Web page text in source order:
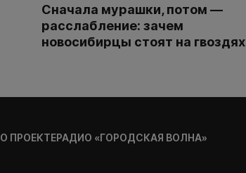
Сначала мурашки, потом —
расслабление: зачем
новосибирцы стоят на гвоздях
О ПРОЕКТЕРАДИО «ГОРОДСКАЯ ВОЛНА»